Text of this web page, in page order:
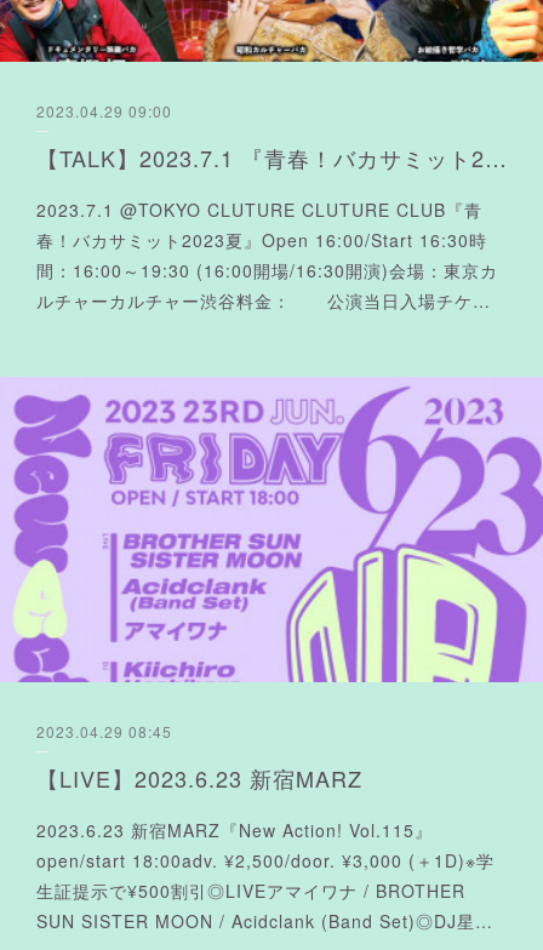
2023.04.29 09:00
【TALK】2023.7.1 『青春！バカサミット2023夏』
2023.7.1 @TOKYO CLUTURE CLUTURE CLUB『青
春！バカサミット2023夏』Open 16:00/Start 16:30時
間：16:00～19:30 (16:00開場/16:30開演)会場：東京カ
ルチャーカルチャー渋谷​料金： 公演当日入場チケ…
2023.04.29 08:45
【LIVE】2023.6.23 新宿MARZ
2023.6.23 新宿MARZ『New Action! Vol.115』
open/start 18:00adv. ¥2,500/door. ¥3,000 (＋1D)※学
生証提示で¥500割引◎LIVEアマイワナ / BROTHER
SUN SISTER MOON / Acidclank (Band Set)◎DJ星…